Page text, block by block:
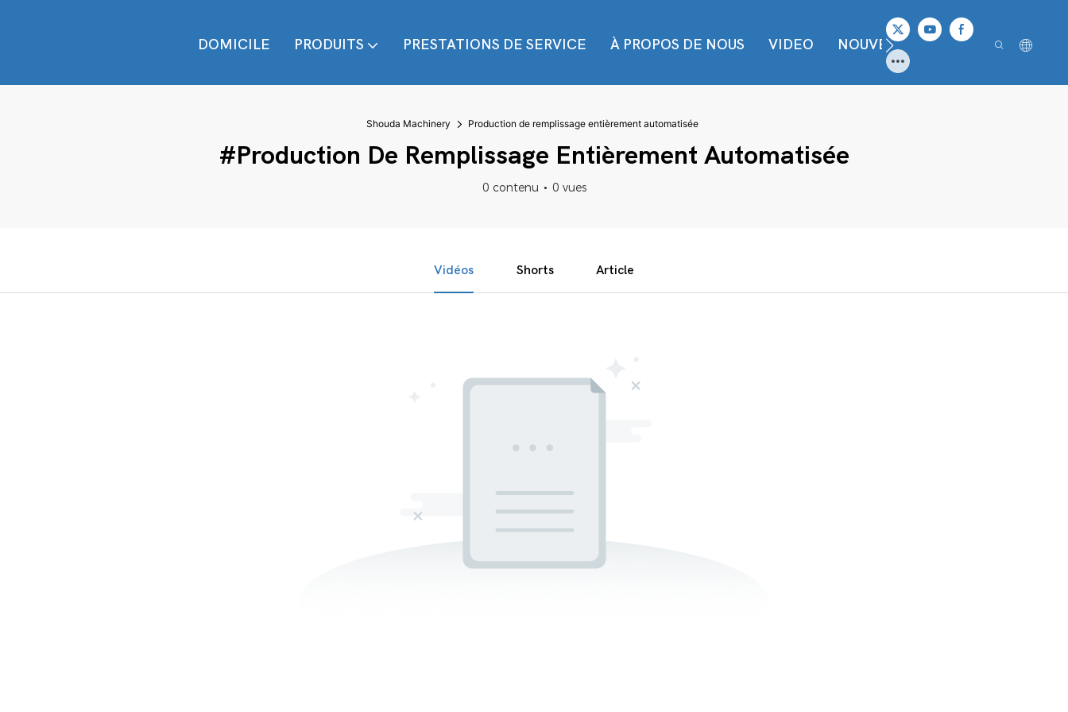
DOMICILE PRODUITS PRESTATIONS DE SERVICE À PROPOS DE NOUS VIDEO NOUVELLES CONTACTER
Shouda Machinery Production de remplissage entièrement automatisée
#Production De Remplissage Entièrement Automatisée
0 contenu 0 vues
Vidéos Shorts Article